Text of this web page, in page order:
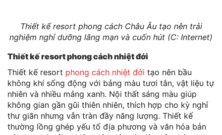
Thiết kế resort phong cách Châu Âu tạo nên trải
nghiệm nghỉ dưỡng lãng mạn và cuốn hút (C: Internet)
Thiết kế resort phong cách nhiệt đới
Thiết kế resort phong cách nhiệt đới tạo nên bầu
không khí sống động với bảng màu tươi tắn, vật liệu tự
nhiên và nhiều mảng xanh. Nội thất sáng màu giúp
không gian gần gũi thiên nhiên, thích hợp cho kỳ nghỉ
thư giãn nhưng vẫn tràn đầy năng lượng. Thiết kế
thường lồng ghép yếu tố địa phương và văn hóa bản